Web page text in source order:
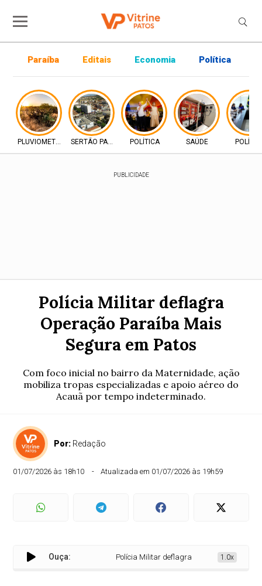
Paraíba Editais Economia Política
PLUVIOMETRIA SERTÃO PARAIBANOPOLÍTICA SAÚDE
PUBLICIDADE
Polícia Militar deflagra
Operação Paraíba Mais
Segura em Patos
Com foco inicial no bairro da Maternidade, ação
mobiliza tropas especializadas e apoio aéreo do
Acauã por tempo indeterminado.
Por: Redação
01/07/2026 às 18h10 Atualizada em 01/07/2026 às 19h59
Ouça: Polícia Militar deflagra Operação Paraíba Mais
1.0x